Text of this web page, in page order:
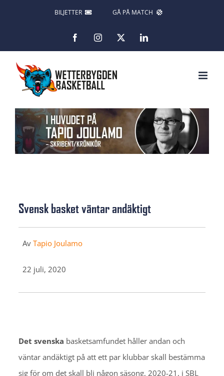
BILJETTER GÅ PÅ MATCH
FacebookInstagram LinkedIn
Svensk basket väntar andäktigt
Av Tapio Joulamo
22 juli, 2020
Det svenska basketsamfundet håller andan och
väntar andäktigt på att ett par klubbar skall bestämma
sig för om det skall bli någon säsong, 2020-21, i SBL